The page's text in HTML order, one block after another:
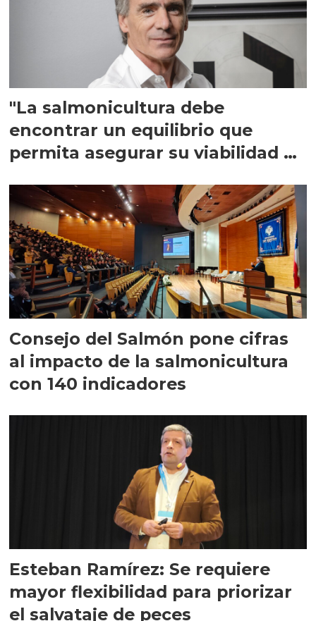
"La salmonicultura debe
encontrar un equilibrio que
permita asegurar su viabilidad de
Consejo del Salmón pone cifras
al impacto de la salmonicultura
con 140 indicadores
Esteban Ramírez: Se requiere
mayor flexibilidad para priorizar
el salvataje de peces